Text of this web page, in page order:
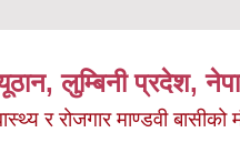
लुम्बिनी प्रदेश,
र रोजगार माण्डवी बासीको